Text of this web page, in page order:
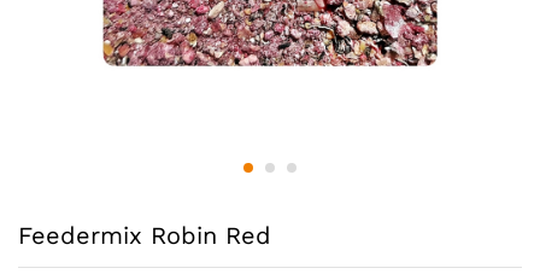
Feedermix Robin Red